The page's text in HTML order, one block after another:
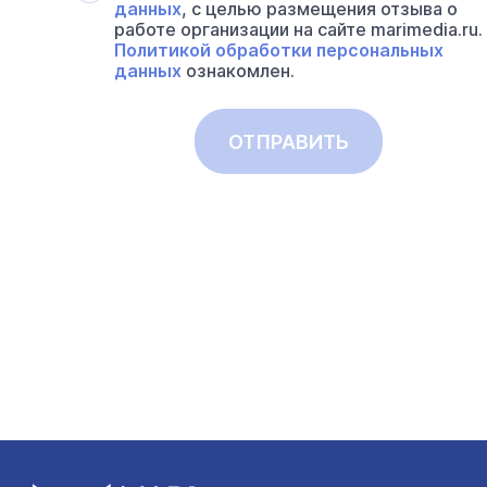
данных, с целью размещения отзыва о
работе организации на сайте
Политикой обработки персональных
данных ознакомлен.
ОТПРАВИТЬ